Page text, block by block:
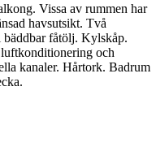
Vissa av rummen har
havsutsikt. Två
fåtölj. Kylskåp.
och
kanaler. Hårtork. Badrum